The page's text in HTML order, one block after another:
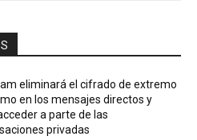
eliminará el cifrado de extremo
en los mensajes directos y
a parte de las
privadas